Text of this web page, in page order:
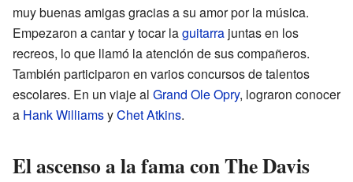
muy buenas amigas gracias a su amor por la música.
Empezaron a cantar y tocar laguitarra juntas en los
recreos, lo que llamó la atención de sus compañeros.
También participaron en varios concursos de talentos
escolares. En un viaje al Grand Ole Opry, lograron conocer
a Hank WilliamsyChet Atkins.
El ascenso a la fama con The Davis